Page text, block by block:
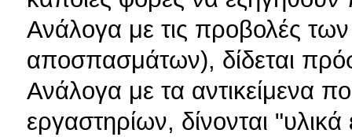
Ανάλογα με τις προβολές
αποσπασμάτων), δίδεται
Ανάλογα με τα αντικείμενα
εργαστηρίων, δίνονται